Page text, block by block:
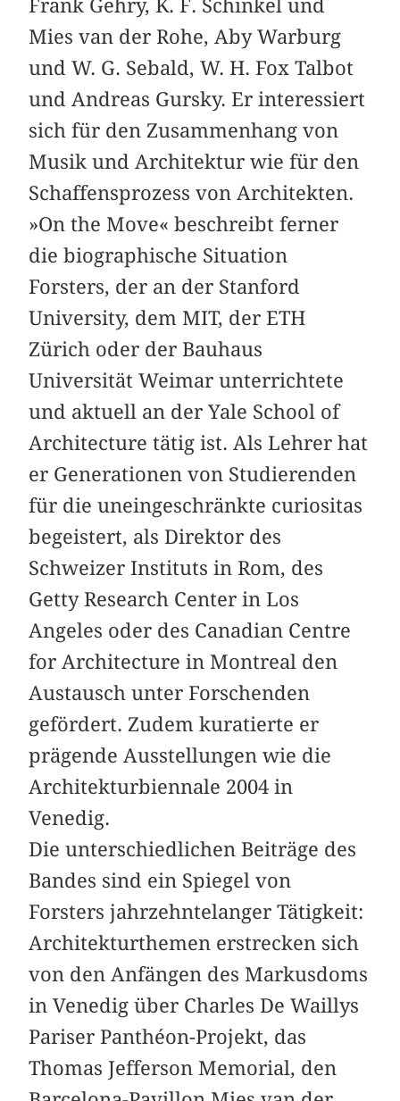
Frank Gehry, K. F. Schinkel und
Mies van der Rohe, Aby Warburg
und W. G. Sebald, W. H. Fox Talbot
und Andreas Gursky. Er interessiert
sich für den Zusammenhang von
Musik und Architektur wie für den
Schaffensprozess von Architekten.
»On the Move« beschreibt ferner
die biographische Situation
Forsters, der an der Stanford
University, dem MIT, der ETH
Zürich oder der Bauhaus
Universität Weimar unterrichtete
und aktuell an der Yale School of
Architecture tätig ist. Als Lehrer hat
er Generationen von Studierenden
für die uneingeschränkte curiositas
begeistert, als Direktor des
Schweizer Instituts in Rom, des
Getty Research Center in Los
Angeles oder des Canadian Centre
for Architecture in Montreal den
Austausch unter Forschenden
gefördert. Zudem kuratierte er
prägende Ausstellungen wie die
Architekturbiennale 2004 in
Venedig.
Die unterschiedlichen Beiträge des
Bandes sind ein Spiegel von
Forsters jahrzehntelanger Tätigkeit:
Architekturthemen erstrecken sich
von den Anfängen des Markusdoms
in Venedig über Charles De Waillys
Pariser Panthéon-Projekt, das
Thomas Jefferson Memorial, den